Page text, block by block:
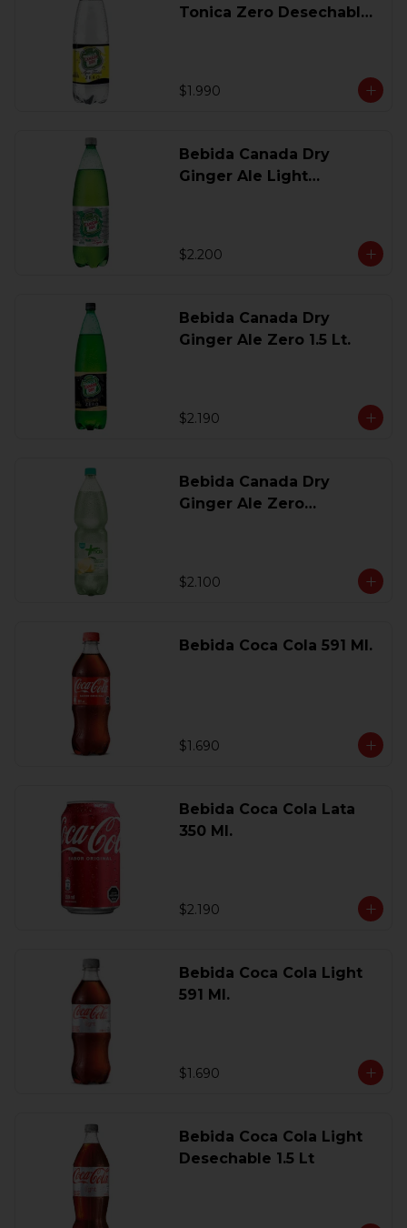
Tonica Zero Desechable
$1.990
Bebida Canada Dry
Ginger Ale Light
$2.200
Bebida Canada Dry
Ginger Ale Zero 1.5 Lt.
$2.190
Bebida Canada Dry
Ginger Ale Zero
$2.100
Bebida Coca Cola 591 Ml.
$1.690
Bebida Coca Cola Lata
350 Ml.
$2.190
Bebida Coca Cola Light
591 Ml.
$1.690
Bebida Coca Cola Light
Desechable 1.5 Lt